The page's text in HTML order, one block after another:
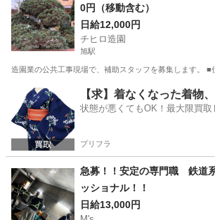
0円（移動含む）
日給12,000円
チヒロ造園
旭駅
造園業の公共工事現場で、補助スタッフを募集します。
千葉 旭市 旭駅 建築
【求】着なくなった着物
状態が悪くてもOK！最大限買取
プリフラ
急募！！安定の専門職 鉄道
ッショナル！！
日給13,000円